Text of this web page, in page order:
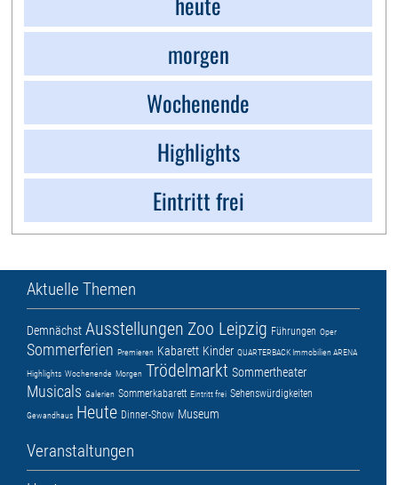
morgen
Wochenende
Highlights
Eintritt frei
Aktuelle Themen
Demnächst Ausstellungen Zoo Leipzig Führungen Oper
Sommerferien Premieren Kabarett Kinder QUARTERBACK Immobilien ARENA
Highlights Wochenende Morgen Trödelmarkt Sommertheater
Musicals Galerien Sommerkabarett Eintritt frei Sehenswürdigkeiten
Gewandhaus Heute Dinner-Show Museum
Veranstaltungen